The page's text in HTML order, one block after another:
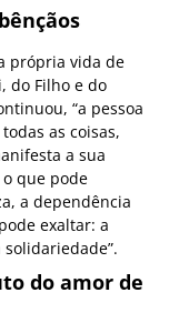
própria vida de
do Filho e do
“a pessoa
as coisas,
a sua
que pode
a dependência
exaltar: a
do amor de